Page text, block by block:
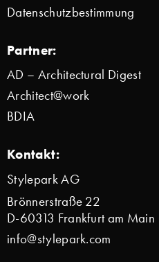
Datenschutzbestimmung
Partner:
AD – Architectural Digest
Architect@work
BDIA
Kontakt:
Stylepark AG
Brönnerstraße 22
D-60313 Frankfurt am Main
info@stylepark.com